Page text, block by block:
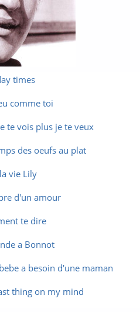
times
comme toi
te vois plus je te veux
des oeufs au plat
vie Lily
d'un amour
te dire
а Bonnot
a besoin d'une maman
thing on my mind